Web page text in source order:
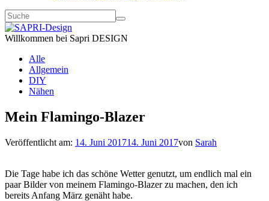
Willkommen bei Sapri DESIGN
Alle
Allgemein
DIY
Nähen
Mein Flamingo-Blazer
Veröffentlicht am: 14. Juni 201714. Juni 2017von Sarah
Die Tage habe ich das schöne Wetter genutzt, um endlich mal ein
paar Bilder von meinem Flamingo-Blazer zu machen, den ich
bereits Anfang März genäht habe.